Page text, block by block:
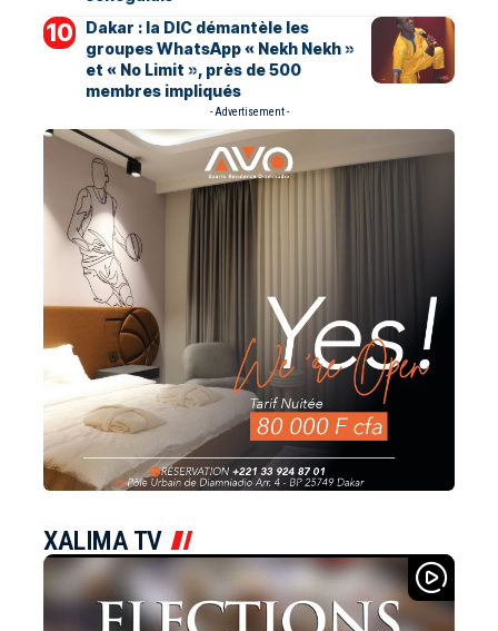
Dakar : la DIC démantèle les
groupes WhatsApp « Nekh Nekh »
et « No Limit », près de 500
membres impliqués
- Advertisement -
XALIMA TV